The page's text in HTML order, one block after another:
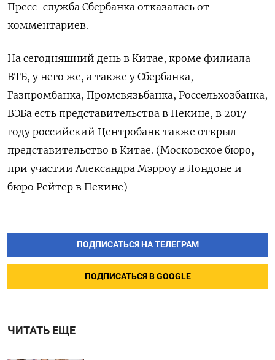
Пресс-служба Сбербанка отказалась от
комментариев.
На сегодняшний день в Китае, кроме филиала
ВТБ, у него же, а также у Сбербанка,
Газпромбанка, Промсвязьбанка, Россельхозбанка,
ВЭБа есть представительства в Пекине, в 2017
году российский Центробанк также открыл
представительство в Китае. (Московское бюро,
при участии Александра Мэрроу в Лондоне и
бюро Рейтер в Пекине)
ПОДПИСАТЬСЯ НА ТЕЛЕГРАМ
ПОДПИСАТЬСЯ В GOOGLE
ЧИТАТЬ ЕЩЕ